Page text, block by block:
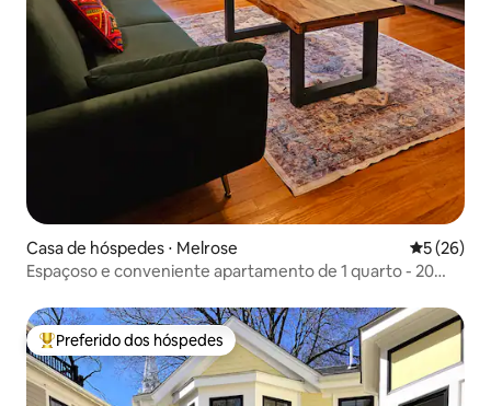
Casa de hóspedes ⋅ Melrose 5 de uma
5 (26)
Espaçoso e conveniente apartamento de 1 quarto - 20
Entre os melhores preferidos dos hóspedes
Preferido dos hóspedes